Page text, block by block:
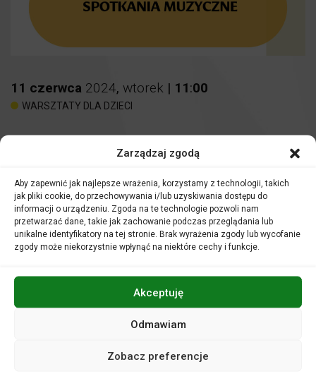
Zarządzaj zgodą
Aby zapewnić jak najlepsze wrażenia, korzystamy z technologii, takich
jak pliki cookie, do przechowywania i/lub uzyskiwania dostępu do
informacji o urządzeniu. Zgoda na te technologie pozwoli nam
przetwarzać dane, takie jak zachowanie podczas przeglądania lub
unikalne identyfikatory na tej stronie. Brak wyrażenia zgody lub wycofanie
zgody może niekorzystnie wpłynąć na niektóre cechy i funkcje.
Akceptuję
Odmawiam
Zobacz preferencje
11 czerwca 2024, wtorek | 11:00
WARSZTATY DLA DZIECI
Spotkania muzyczne
Miejsce:Sala kameralna
Bilety:15 zł
Nauczyciele i opiekunowie grup uczestniczą w zajęciach
Filharmonia to wyjątkowa instytucja. Gdzie ucho przyłożysz
Zapraszamy na lekcję lub audycję muzyczną w Sali